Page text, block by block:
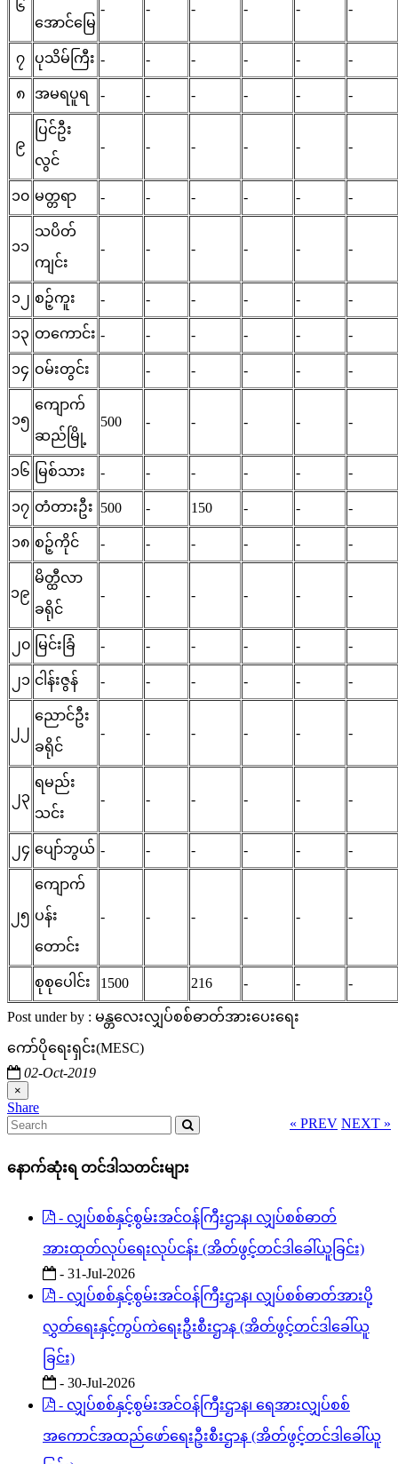
၆
အောင်မြေ
- - - - - -
၇ ပုသိမ်ကြီး - - - - - -
၈ အမရပူရ - - - - - -
၉
ပြင်ဦး
လွင်
- - - - - -
၁၀ မတ္တရာ - - - - - -
၁၁
သပိတ်
ကျင်း
- - - - - -
၁၂ စဉ့်ကူး - - - - - -
၁၃ တကောင်း - - - - - -
၁၄ ဝမ်းတွင်း - - - - -
၁၅
ကျောက်
ဆည်မြို့
500 - - - - -
၁၆ မြစ်သား - - - - - -
၁၇ တံတားဦး 500 - 150 - - -
၁၈ စဉ့်ကိုင် - - - - - -
၁၉
မိတ္ထီလာ
ခရိုင်
- - - - - -
၂၀ မြင်းခြံ - - - - - -
၂၁ ငါန်းဇွန် - - - - - -
၂၂
ညောင်ဦး
ခရိုင်
- - - - - -
၂၃
ရမည်း
သင်း
- - - - - -
၂၄ ပျော်ဘွယ် - - - - - -
၂၅
ကျောက်
ပန်း
တောင်း
- - - - - -
စုစုပေါင်း 1500 216 - - -
Post under by : မန္တလေးလျှပ်စစ်ဓာတ်အားပေးရေး
ကော်ပိုရေးရှင်း(MESC)
02-Oct-2019
×
Share
« PREV NEXT »
နောက်ဆုံးရ တင်ဒါသတင်းများ
- လျှပ်စစ်နှင့်စွမ်းအင်ဝန်ကြီးဌာန၊ လျှပ်စစ်ဓာတ်
အားထုတ်လုပ်ရေးလုပ်ငန်း (အိတ်ဖွင့်တင်ဒါခေါ်ယူခြင်း)
- 31-Jul-2026
- လျှပ်စစ်နှင့်စွမ်းအင်ဝန်ကြီးဌာန၊ လျှပ်စစ်ဓာတ်အားပို့
လွှတ်ရေးနှင့်ကွပ်ကဲရေးဦးစီးဌာန (အိတ်ဖွင့်တင်ဒါခေါ်ယူ
ခြင်း)
- 30-Jul-2026
- လျှပ်စစ်နှင့်စွမ်းအင်ဝန်ကြီးဌာန၊ ရေအားလျှပ်စစ်
အကောင်အထည်ဖော်ရေးဦးစီးဌာန (အိတ်ဖွင့်တင်ဒါခေါ်ယူ